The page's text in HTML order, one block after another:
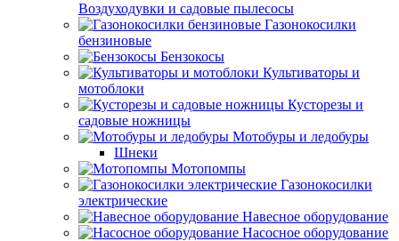
Воздуходувки и садовые пылесосы
Газонокосилки
бензиновые
Бензокосы
Культиваторы и
мотоблоки
Кусторезы и
садовые ножницы
Мотобуры и ледобуры
Шнеки
Мотопомпы
Газонокосилки
электрические
Навесное оборудование
Насосное оборудование